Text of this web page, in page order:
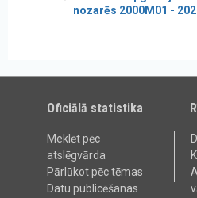
nozarēs 2000M01 -
Oficiālā statistika
Meklēt pēc
atslēgvārda
Pārlūkot pēc tēmas
Datu publicēšanas